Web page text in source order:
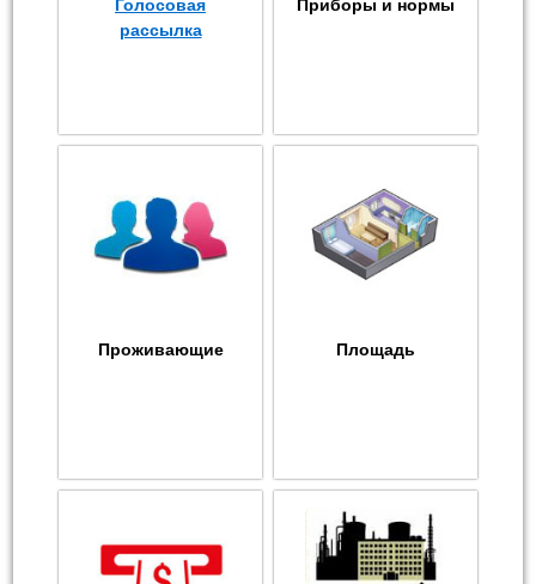
Голосовая
рассылка
Приборы и нормы
Проживающие Площадь